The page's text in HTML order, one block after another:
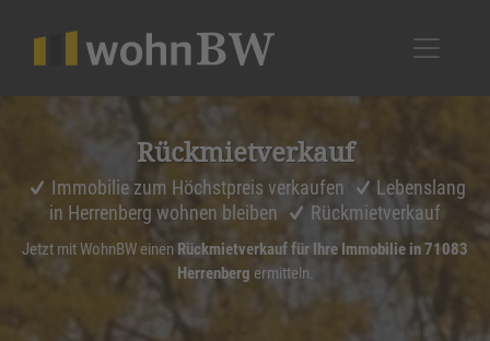
Rückmiet­ver­kauf
Immobilie zum Höchstpreis verkaufen
Lebenslang
in Herrenberg wohnen bleiben
Rückmietverkauf
Jetzt mit WohnBW einen Rückmietverkauf für Ihre Immobilie in 71083
Herrenberg ermitteln.